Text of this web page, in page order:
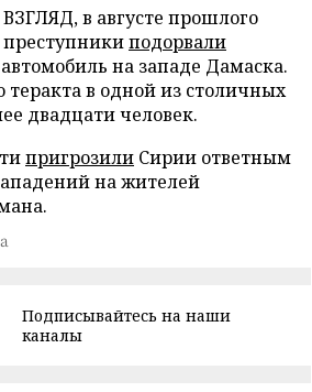
ВЗГЛЯД, в августе прошлого
преступникиподорвали
на западе Дамаска.
в одной из столичных
двадцати человек.
пригрозили Сирии ответным
на жителей
Подписывайтесь на наши
каналы